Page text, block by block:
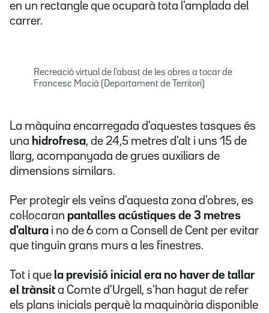
en un rectangle que ocuparà tota l'amplada del
carrer.
Recreació virtual de l'abast de les obres a tocar de
Francesc Macià (Departament de Territori)
La màquina encarregada d'aquestes tasques és
una hidrofresa, de 24,5 metres d'alt i uns 15 de
llarg, acompanyada de grues auxiliars de
dimensions similars.
Per protegir els veïns d'aquesta zona d'obres, es
col·locaran pantalles acústiques de 3 metres
d'altura i no de 6 com a Consell de Cent per evitar
que tinguin grans murs a les finestres.
Tot i que la previsió inicial era no haver de tallar
el trànsit a Comte d'Urgell, s'han hagut de refer
els plans inicials perquè la maquinària disponible